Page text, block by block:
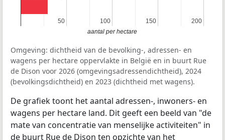
50
50 100
100 150
150 200
200
aantal per hectare
Omgeving: dichtheid van de bevolking-, adressen- en
wagens per hectare oppervlakte in België en in buurt Rue
de Dison voor 2026 (omgevingsadressendichtheid), 2024
(bevolkingsdichtheid) en 2023 (dichtheid met wagens).
De grafiek toont het aantal adressen-, inwoners- en
wagens per hectare land. Dit geeft een beeld van "de
mate van concentratie van menselijke activiteiten" in
de buurt Rue de Dison ten opzichte van het